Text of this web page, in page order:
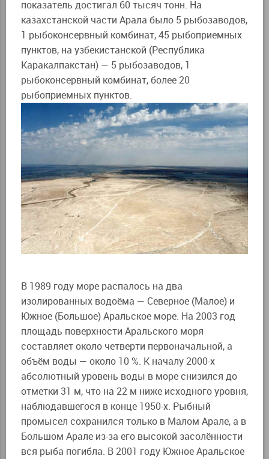
показатель достигал 60 тысяч тонн. На
казахстанской части Арала было 5 рыбозаводов,
1 рыбоконсервный комбинат, 45 рыбоприемных
пунктов, на узбекистанской (Республика
Каракалпакстан) — 5 рыбозаводов, 1
рыбоконсервный комбинат, более 20
рыбоприемных пунктов.
В 1989 году море распалось на два
изолированных водоёма — Северное (Малое) и
Южное (Большое) Аральское море. На 2003 год
площадь поверхности Аральского моря
составляет около четверти первоначальной, а
объём воды — около 10 %. К началу 2000-х
абсолютный уровень воды в море снизился до
отметки 31 м, что на 22 м ниже исходного уровня,
наблюдавшегося в конце 1950-х. Рыбный
промысел сохранился только в Малом Арале, а в
Большом Арале из-за его высокой засолённости
вся рыба погибла. В 2001 году Южное Аральское